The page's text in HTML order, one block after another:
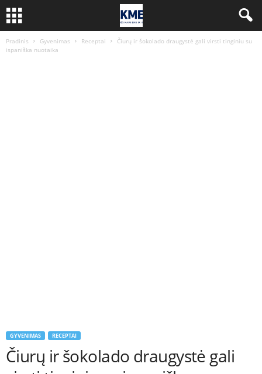
Pradinis Gyvenimas Receptai
Čiurų ir šokolado draugystė gali virsti tinginiu su
ispaniška nuotaika
GYVENIMAS RECEPTAI
Čiurų ir šokolado draugystė gali